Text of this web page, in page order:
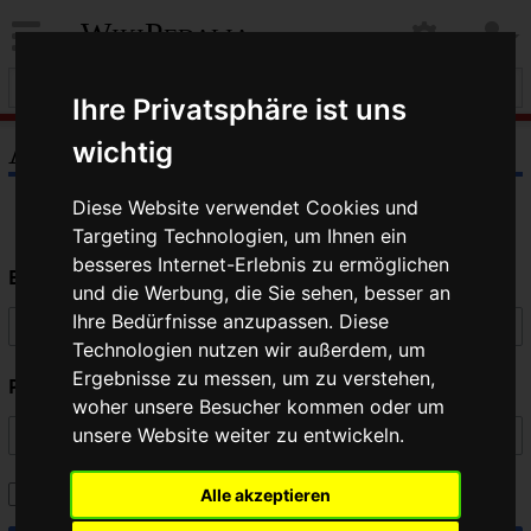
Ihre Privatsphäre ist uns
wichtig
Diese Website verwendet Cookies und
Targeting Technologien, um Ihnen ein
besseres Internet-Erlebnis zu ermöglichen
und die Werbung, die Sie sehen, besser an
Ihre Bedürfnisse anzupassen. Diese
Technologien nutzen wir außerdem, um
Ergebnisse zu messen, um zu verstehen,
woher unsere Besucher kommen oder um
unsere Website weiter zu entwickeln.
Alle akzeptieren
WikiPedalia
Anmelden
Benutzername
Passwort
Angemeldet bleiben